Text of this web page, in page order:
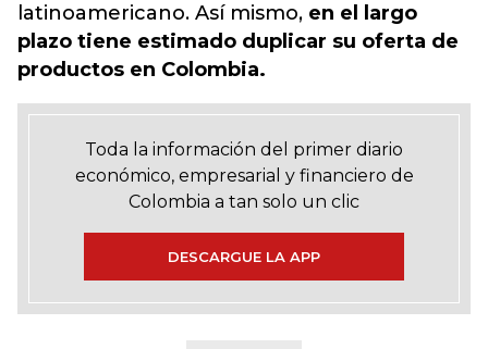
latinoamericano. Así mismo, en el largo
plazo tiene estimado duplicar su oferta de
productos en Colombia.
Toda la información del primer diario
económico, empresarial y financiero de
Colombia a tan solo un clic
DESCARGUE LA APP